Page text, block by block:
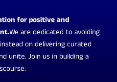
for positive and
We are dedicated to avoiding
on delivering curated
unite. Join us in building a